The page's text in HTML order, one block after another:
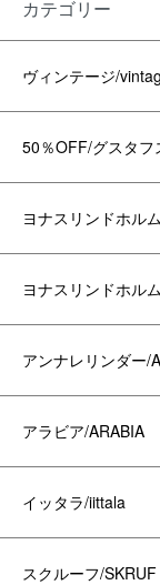
カテゴリー
ヴィンテージ/
50％OFF/グスタフ
ヨナスリンドホル
ヨナスリンドホル
アンナレリンダー/
アラビア/ARABIA
イッタラ/iittala
スクルーフ/SKRUF